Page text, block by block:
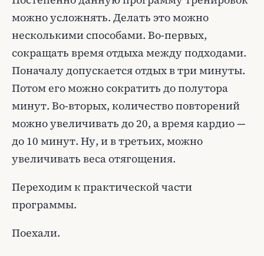
можно усложнять. Делать это можно
несколькими способами. Во-первых,
сокращать время отдыха между подходами.
Поначалу допускается отдых в три минуты.
Потом его можно сократить до полутора
минут. Во-вторых, количество повторений
можно увеличивать до 20, а время кардио —
до 10 минут. Ну, и в третьих, можно
увеличивать веса отягощения.
Переходим к практической части
программы.
Поехали.